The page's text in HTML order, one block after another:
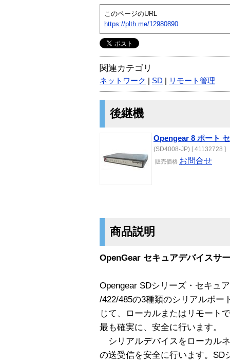
このページのURL
https://plth.me/12980890
関連カテゴリ
ネットワーク SD リモート管理
後継機
Opengear 8 ポート
(SD4008-JP) [ 41132728 ]
販売価格 お問合せ
商品説明
OpenGear セキュアデバイスサ
Opengear SDシリーズ・セキュ
/422/485の3種類のシリアルポー
じて、ローカルまたはリモート
最も確実に、安全に行います。
シリアルデバイスをローカル
の送受信を安全に行います。SD